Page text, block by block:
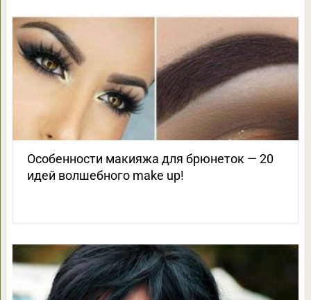
Особенности макияжа для брюнеток — 20
идей волшебного make up!